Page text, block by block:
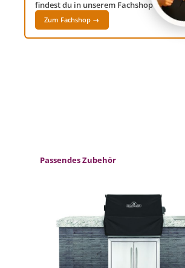
findest du in unserem Fachshop
Zum Fachshop →
Produktgalerie überspringen
Passendes Zubehör